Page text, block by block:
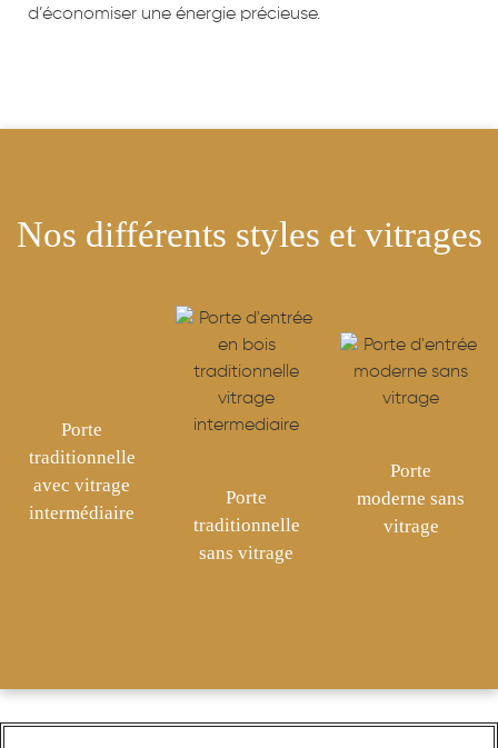
d’économiser une énergie précieuse.
Nos différents styles et vitrages
Porte
traditionnelle
avec vitrage
intermédiaire
Porte
traditionnelle
sans vitrage
Porte
moderne sans
vitrage